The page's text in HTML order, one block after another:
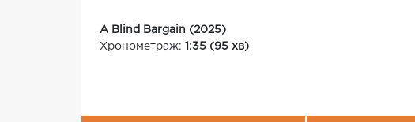
A Blind Bargain (2025)
Хронометраж: 1:35 (95 хв)